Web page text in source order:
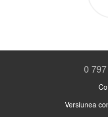
0
Versiunea